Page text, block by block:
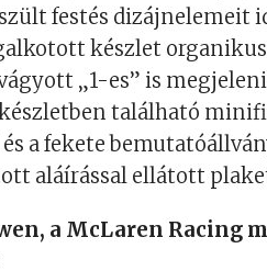
festés dizájnelemeit
készlet
„1-es” is
található
és a fekete
aláírással ellátott
a McLaren Racing